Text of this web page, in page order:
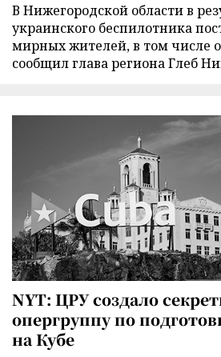
В Нижегородской области в
украинского беспилотника
мирных жителей, в том числе
сообщил глава региона Глеб
NYT: ЦРУ создало
опергруппу по
на Кубе